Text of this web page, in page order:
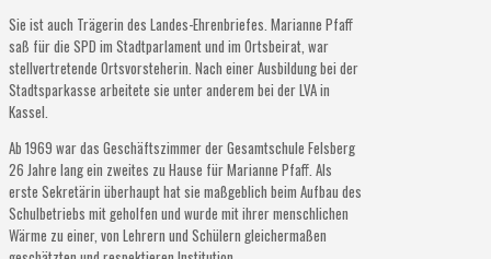
Sie ist auch Trägerin des Landes-Ehrenbriefes. Marianne Pfaff
saß für die SPD im Stadtparlament und im Ortsbeirat, war
stellvertretende Ortsvorsteherin. Nach einer Ausbildung bei der
Stadtsparkasse arbeitete sie unter anderem bei der LVA in
Kassel.
Ab 1969 war das Geschäftszimmer der Gesamtschule Felsberg
26 Jahre lang ein zweites zu Hause für Marianne Pfaff. Als
erste Sekretärin überhaupt hat sie maßgeblich beim Aufbau des
Schulbetriebs mit geholfen und wurde mit ihrer menschlichen
Wärme zu einer, von Lehrern und Schülern gleichermaßen